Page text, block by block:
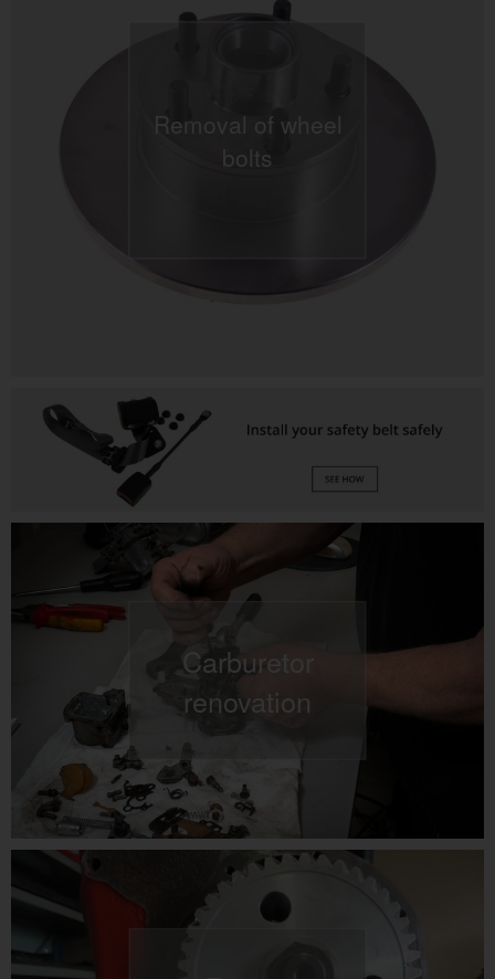
Removal of wheel
bolts
Carburetor
renovation